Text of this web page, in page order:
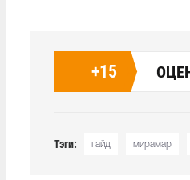
+15
Тэги: гайд мирамар